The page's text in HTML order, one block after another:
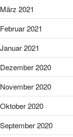
März 2021
Februar 2021
Januar 2021
Dezember 2020
November 2020
Oktober 2020
September 2020